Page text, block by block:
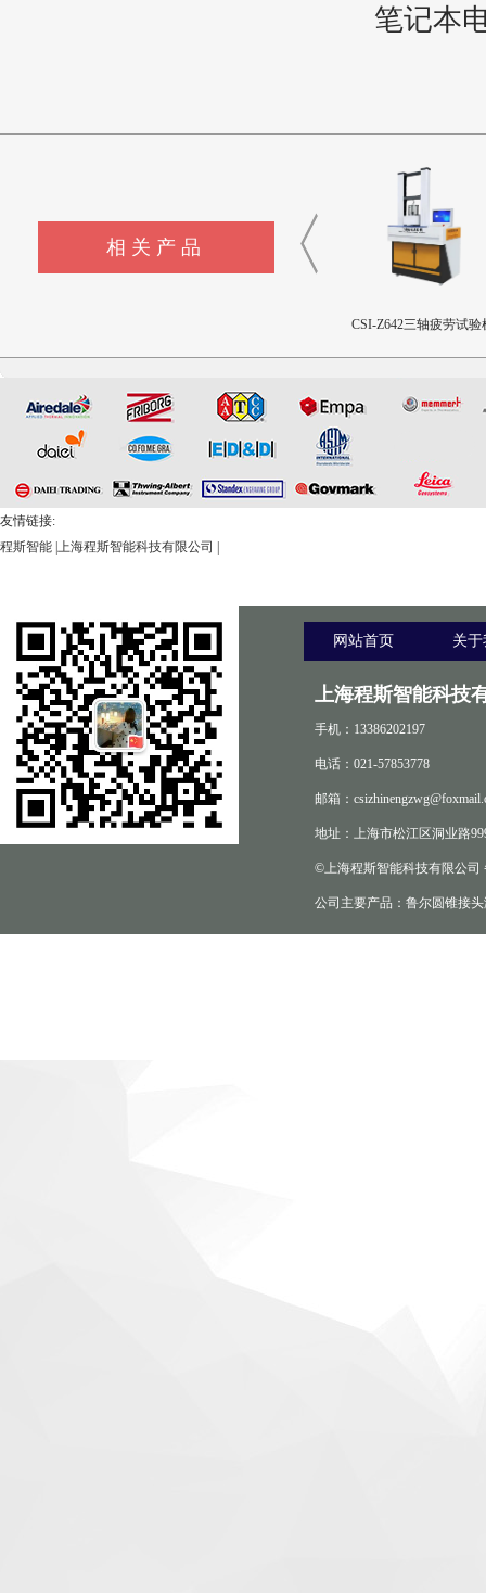
笔记本
相关产品
CSI-Z641正畸基托聚合
测试仪
友情链接:
程斯智能 上海程斯智能科技有限公司
网站首页 关
上海程斯智能科技
手机：13386202197
电话：021-57853778
邮箱：
地址：上海市松江区洞业路
©上海程斯智能科技有限公司
公司主要产品：鲁尔圆锥接